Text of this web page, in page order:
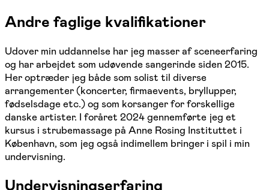
Andre faglige kvalifikationer
Udover min uddannelse har jeg masser af sceneerfaring
og har arbejdet som udøvende sangerinde siden 2015.
Her optræder jeg både som solist til diverse
arrangementer (koncerter, firmaevents, bryllupper,
fødselsdage etc.) og som korsanger for forskellige
danske artister. I foråret 2024 gennemførte jeg et
kursus i strubemassage på Anne Rosing Instituttet i
København, som jeg også indimellem bringer i spil i min
undervisning.
Undervisningserfaring